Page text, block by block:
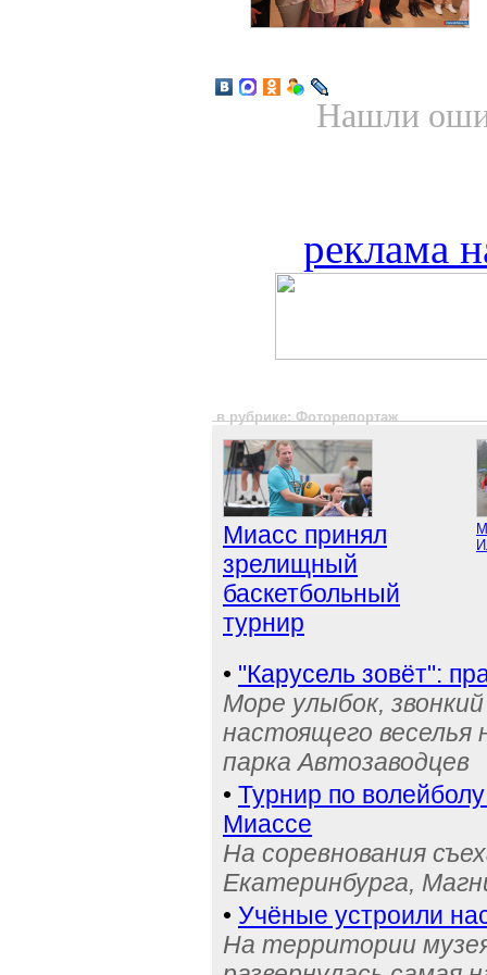
Нашли
реклама
в рубрике: Фоторепортаж
Миасс принял
зрелищный
баскетбольный
турнир
• "Карусель зовёт":
Море улыбок,
настоящего веселья
парка Автозаводцев
• Турнир по
Миассе
На соревнования
Екатеринбурга,
• Учёные устроили
На территории